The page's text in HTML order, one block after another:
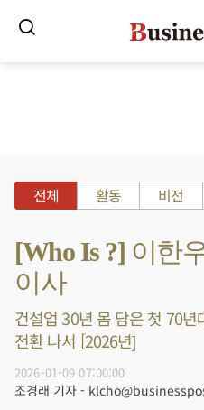
전체 활동 비전
[Who Is ?] 이한
이사
건설업 30년 몸 담은 첫 70
전환 나서 [2026년]
2026-01-09 07:00:00
조경래 기자 -